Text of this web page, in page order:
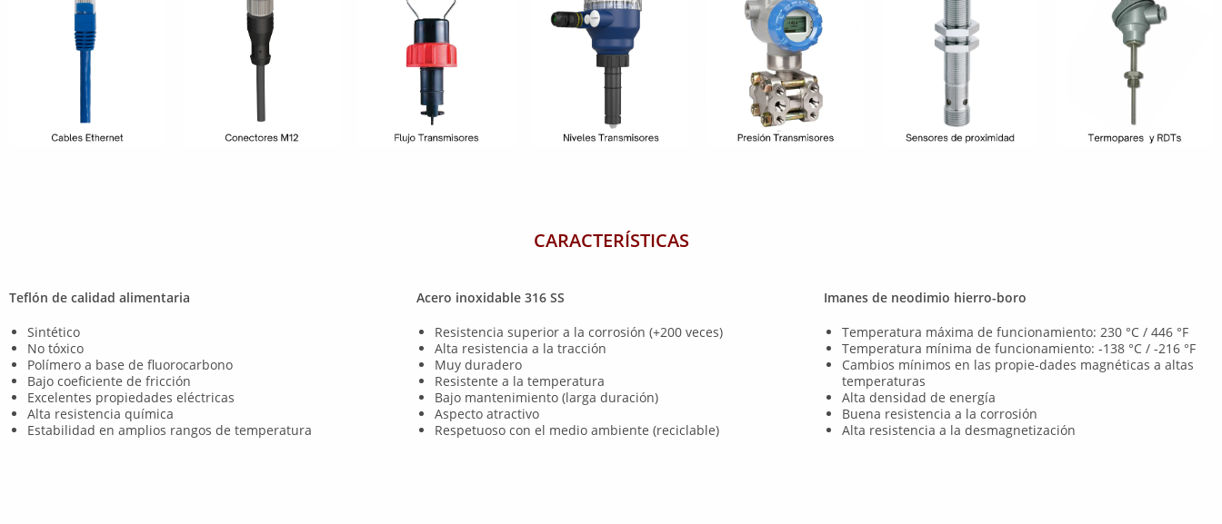
CARACTERÍSTICAS
Teflón de calidad alimentaria
Sintético
No tóxico
Polímero a base de fluorocarbono
Bajo coeficiente de fricción
Excelentes propiedades eléctricas
Alta resistencia química
Estabilidad en amplios rangos de temperatura
Acero inoxidable 316 SS
Resistencia superior a la corrosión (+200 veces)
Alta resistencia a la tracción
Muy duradero
Resistente a la temperatura
Bajo mantenimiento (larga duración)
Aspecto atractivo
Respetuoso con el medio ambiente (reciclable)
Imanes de neodimio hierro-boro
Temperatura máxima de funcionamiento: 230 °C / 446 °F
Temperatura mínima de funcionamiento: -138 °C / -216 °F
Cambios mínimos en las propie-dades magnéticas a altas
temperaturas
Alta densidad de energía
Buena resistencia a la corrosión
Alta resistencia a la desmagnetización